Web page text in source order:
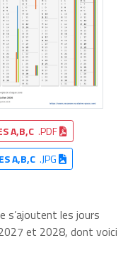
A,B,C .PDF
A,B,C.JPG
s’ajoutent les jours
et 2028, dont voici